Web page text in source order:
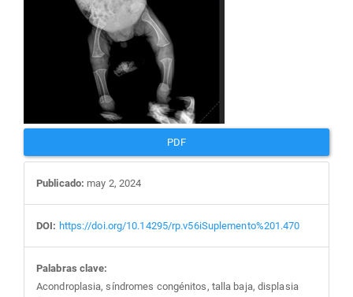
PDF
Publicado: may 2, 2024
DOI: https://doi.org/10.14295/rp.v56iSuplemento%201.470
Palabras clave:
Acondroplasia, síndromes congénitos, talla baja, displasia